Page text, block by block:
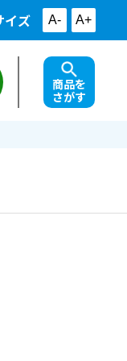
イズ A- A+
商品を
さがす